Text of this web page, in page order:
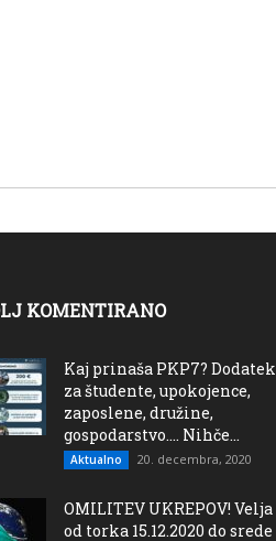
KOMENTIRANO
Kaj prinaša PKP7? Dodatek
za študente, upokojence,
zaposlene, družine,
gospodarstvo…. Nihče...
Aktualno 20. decembra, 2020
OMILITEV UKREPOV! Velja
od torka 15.12.2020 do srede